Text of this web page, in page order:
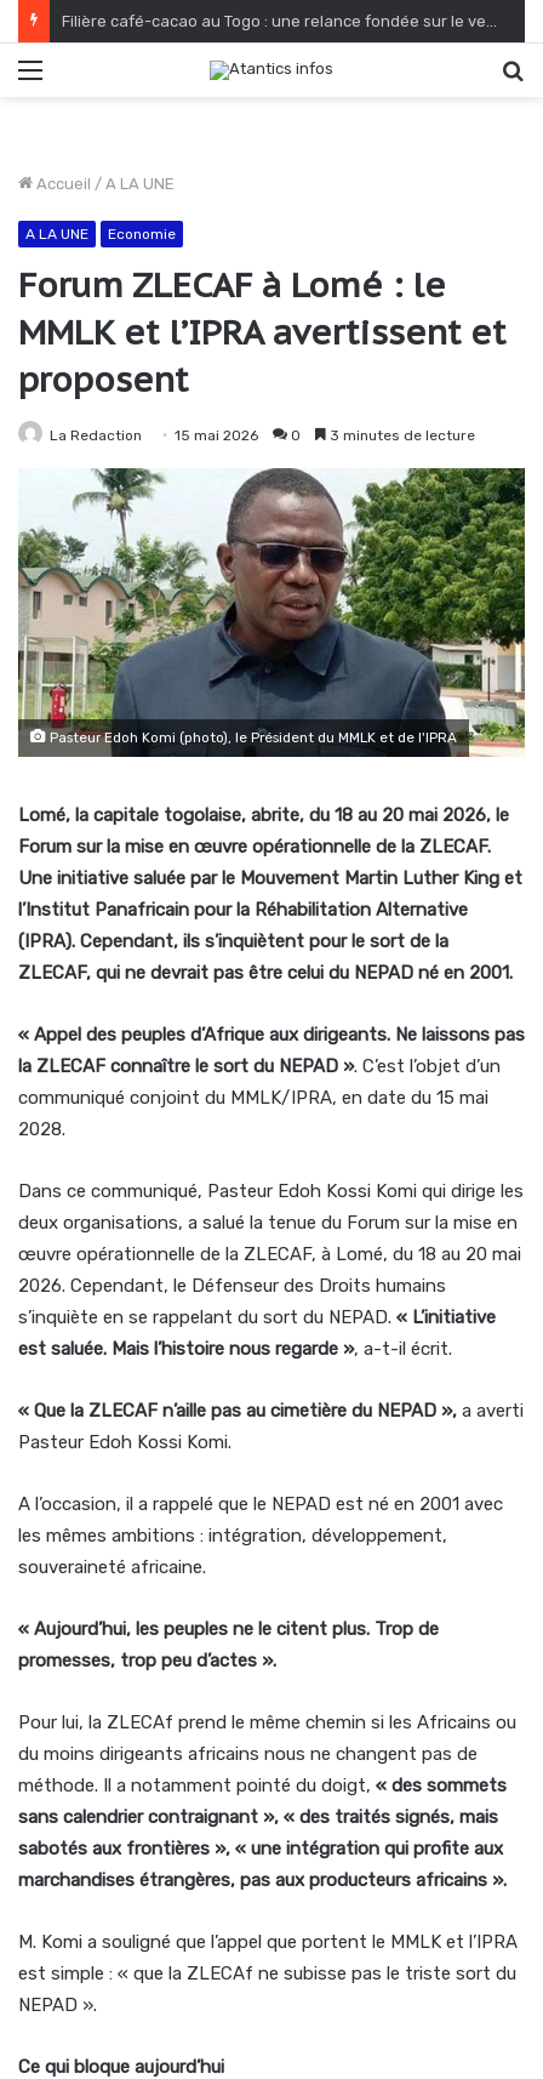
Filière café-cacao au Togo : une relance fondée sur le verdissement et la qualité
Accueil / A LA UNE
A LA UNE Economie
Forum ZLECAF à Lomé : le
MMLK et l’IPRA avertissent et
proposent
La Redaction 15 mai 2026 0 3 minutes de lecture
Pasteur Edoh Komi (photo), le Président du MMLK et de l'IPRA
Lomé, la capitale togolaise, abrite, du 18 au 20 mai 2026, le
Forum sur la mise en œuvre opérationnelle de la ZLECAF.
Une initiative saluée par le Mouvement Martin Luther King et
l’Institut Panafricain pour la Réhabilitation Alternative
(IPRA). Cependant, ils s’inquiètent pour le sort de la
ZLECAF, qui ne devrait pas être celui du NEPAD né en 2001.
« Appel des peuples d’Afrique aux dirigeants. Ne laissons pas
la ZLECAF connaître le sort du NEPAD ». C’est l’objet d’un
communiqué conjoint du MMLK/IPRA, en date du 15 mai
2028.
Dans ce communiqué, Pasteur Edoh Kossi Komi qui dirige les
deux organisations, a salué la tenue du Forum sur la mise en
œuvre opérationnelle de la ZLECAF, à Lomé, du 18 au 20 mai
2026. Cependant, le Défenseur des Droits humains
s’inquiète en se rappelant du sort du NEPAD. « L’initiative
est saluée. Mais l’histoire nous regarde », a-t-il écrit.
« Que la ZLECAF n’aille pas au cimetière du NEPAD », a averti
Pasteur Edoh Kossi Komi.
A l’occasion, il a rappelé que le NEPAD est né en 2001 avec
les mêmes ambitions : intégration, développement,
souveraineté africaine.
« Aujourd’hui, les peuples ne le citent plus. Trop de
promesses, trop peu d’actes ».
Pour lui, la ZLECAf prend le même chemin si les Africains ou
du moins dirigeants africains nous ne changent pas de
méthode. Il a notamment pointé du doigt, « des sommets
sans calendrier contraignant », « des traités signés, mais
sabotés aux frontières », « une intégration qui profite aux
marchandises étrangères, pas aux producteurs africains ».
M. Komi a souligné que l’appel que portent le MMLK et l’IPRA
est simple : « que la ZLECAf ne subisse pas le triste sort du
NEPAD ».
Ce qui bloque aujourd’hui